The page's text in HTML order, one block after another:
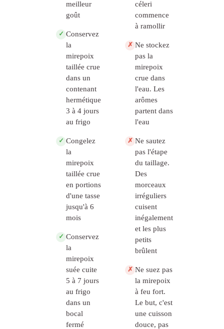
meilleur
goût
✓ Conservez
la
mirepoix
taillée crue
dans un
contenant
hermétique
3 à 4 jours
au frigo
✓ Congelez
la
mirepoix
taillée crue
en portions
d'une tasse
jusqu'à 6
mois
✓ Conservez
la
mirepoix
suée cuite
5 à 7 jours
au frigo
dans un
bocal
fermé
céleri
commence
à ramollir
✗ Ne stockez
pas la
mirepoix
crue dans
l'eau. Les
arômes
partent dans
l'eau
✗ Ne sautez
pas l'étape
du taillage.
Des
morceaux
irréguliers
cuisent
inégalement
et les plus
petits
brûlent
✗ Ne suez pas
la mirepoix
à feu fort.
Le but, c'est
une cuisson
douce, pas